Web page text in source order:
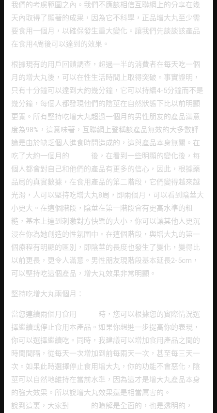
我們的考慮範圍之內。我們不應該相信互聯網上的分享在幾
天內取得了顯著的成果，因為它不科學，正品增大丸至少需
要食用一個月，以確保發生重大變化。讓我們先談談該產品
在食用4周後可以達到的效果。
根據現有的用戶回饋調查，超過一半的消費者在每天吃一個
月的增大丸後，可以在性生活時間上取得突破。事實證明，
只有十分鐘可以達到大約幾分鐘，它可以持續4-5分鐘而不是
幾分鐘，每個人都發現他們的陰莖在自然狀態下比以前明顯
更寬。所有堅持吃增大丸超過一個月的男性朋友的產品滿意
度為98%，這意味著，互聯網上聲稱該產品無效的大多數評
論是由於缺乏個人進食時間造成的，這與產品本身無關。在
吃了大約一個月的
後，在看到一些明顯的變化後，每
個人都會對自己和他們的產品有更多的信心，因此，根據藥
品局的真實數據，在食用產品的第二階段，它們變得越來越
光滑，人可以堅持吃增大丸8周，即兩個月，可以看到陰莖大
小更大。在這個階段，陰莖在第一階段會有更高水準的粗
糙，基本上達到刺激對方快樂的大小，你可以讓其他人更沉
浸在你為她創造的性氛圍中。在這個階段，與增大丸的第一
個療程有明顯的區別，即陰莖的長度也發生了變化，變得比
以前更長，更令人滿意。男性朋友現階段基本延長2-5cm，
可以堅持吃這個產品，增大丸效果非常明顯。
堅持吃增大丸兩個月：
當您連續兩個月食用
時，您可以根據您的實際情況選
擇繼續或停止食用本產品。如果你想進一步提高你的表現，
你可以選擇繼續吃。同時，我建議可以增加食用產品之間的
時間間隔，從每天一次增加到前每兩天一次，甚至每三天一
次。如果此時選擇停止食用增大丸，你的功能不會惡化，陰
莖可以自然地維持在當前水準，因為這才是增大丸產品本身
的強大效果。所以說增大丸效果還是相當厲害的。
說到這裏，大家對
的瞭解是全面的，也是透明的，